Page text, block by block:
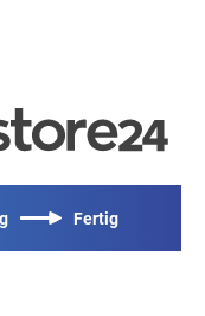
Fertig